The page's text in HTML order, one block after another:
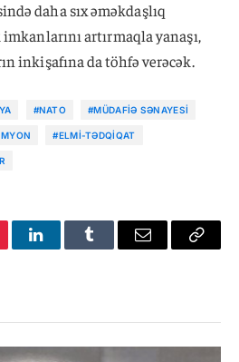
daha sıx əməkdaşlıq
artırmaqla yanaşı,
inkişafına da töhfə verəcək.
#NATO #MÜDAFIƏ SƏNAYESI
#ELMI-TƏDQIQAT
LinkedInTumblr Email
Copy